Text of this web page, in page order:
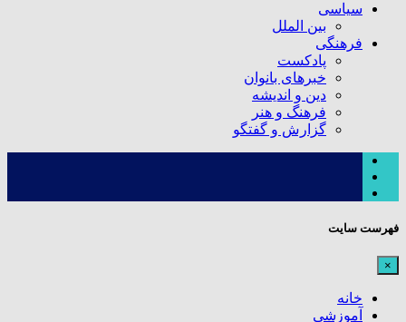
سیاسی
بین الملل
فرهنگی
پادکست
خبرهای بانوان
دین و اندیشه
فرهنگ و هنر
گزارش و گفتگو
فهرست سایت
×
خانه
آموزشی